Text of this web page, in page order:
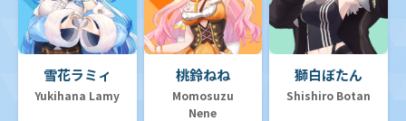
雪花ラミィ
Yukihana Lamy
桃鈴ねね
Momosuzu
Nene
獅白ぼたん
Shishiro Botan